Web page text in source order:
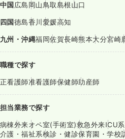
中国広島岡山鳥取島根山口
四国徳島香川愛媛高知
九州・沖縄福岡佐賀長崎熊本大分宮崎
職種で探す
正看護師准看護師保健師助産師
担当業務で探す
病棟外来オペ室(手術室)救急外来ICU系
介護・福祉系検診・健診保育園・学校